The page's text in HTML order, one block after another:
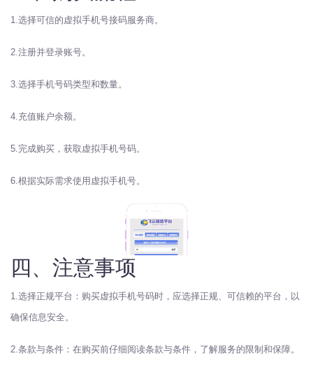
1.选择可信的虚拟手机号接码服务商。
2.注册并登录账号。
3.选择手机号码类型和数量。
4.充值账户余额。
5.完成购买，获取虚拟手机号码。
6.根据实际需求使用虚拟手机号。
四、注意事项
1.选择正规平台：购买虚拟手机号码时，应选择正规、可信赖的平台，以
确保信息安全。
2.条款与条件：在购买前仔细阅读条款与条件，了解服务的限制和保障。